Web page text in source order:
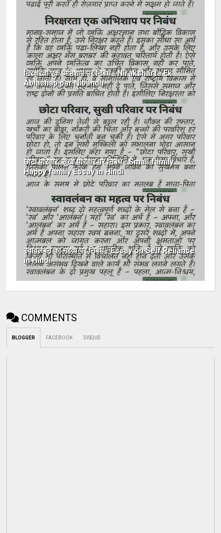
निरक्षरता एक अभिशाप पर निबंध - Niraksharta Ek
Abhishap par Nibandh
छोटा परिवार, सुखी परिवार पर निबंध - Small family
Happy family Essay in Hindi
स्वावलंबन का महत्व पर निबंध - Essay on Self Reliance
in Hindi
COMMENTS
BLOGGER FACEBOOK DISQUS